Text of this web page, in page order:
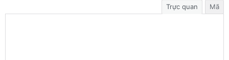
Trực quan Mã